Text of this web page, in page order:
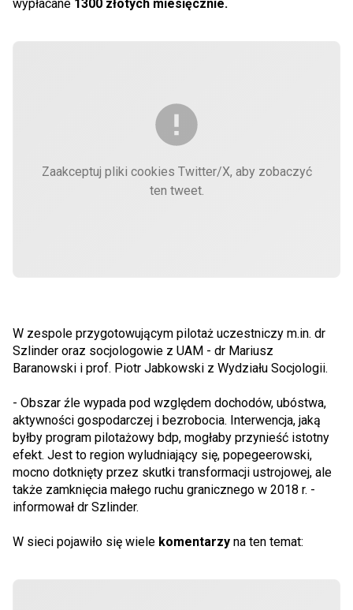
wypłacane 1300 złotych miesięcznie.
Zaakceptuj pliki cookies Twitter/X, aby zobaczyć
ten tweet.
W zespole przygotowującym pilotaż uczestniczy m.in. dr
Szlinder oraz socjologowie z UAM - dr Mariusz
Baranowski i prof. Piotr Jabkowski z Wydziału Socjologii.
- Obszar źle wypada pod względem dochodów, ubóstwa,
aktywności gospodarczej i bezrobocia. Interwencja, jaką
byłby program pilotażowy bdp, mogłaby przynieść istotny
efekt. Jest to region wyludniający się, popegeerowski,
mocno dotknięty przez skutki transformacji ustrojowej, ale
także zamknięcia małego ruchu granicznego w 2018 r. -
informował dr Szlinder.
W sieci pojawiło się wiele komentarzy na ten temat: